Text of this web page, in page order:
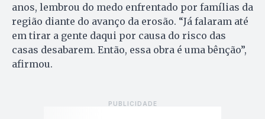
anos, lembrou do medo enfrentado por famílias da
região diante do avanço da erosão. “Já falaram até
em tirar a gente daqui por causa do risco das
casas desabarem. Então, essa obra é uma bênção”,
afirmou.